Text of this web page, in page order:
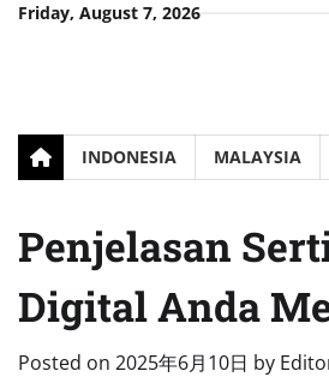
SkipFriday, August 7, 2026
INDONESIA MALAYSIA
Penjelasan
Digital Anda
Posted on 2025年6月10日 by